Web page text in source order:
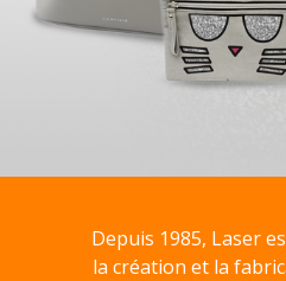
Depuis 1985, Laser
la création et la